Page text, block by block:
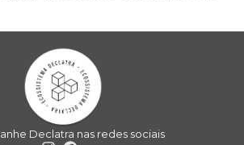
Declatra nas redes sociais